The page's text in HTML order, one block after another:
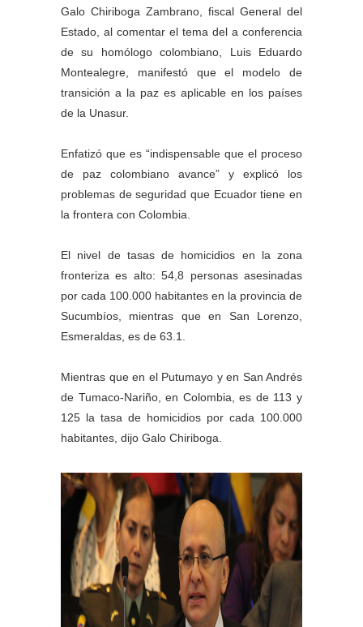
Galo Chiriboga Zambrano, fiscal General del
Estado, al comentar el tema del a conferencia
de su homólogo colombiano, Luis Eduardo
Montealegre, manifestó que el modelo de
transición a la paz es aplicable en los países
de la Unasur.
Enfatizó que es “indispensable que el proceso
de paz colombiano avance” y explicó los
problemas de seguridad que Ecuador tiene en
la frontera con Colombia.
El nivel de tasas de homicidios en la zona
fronteriza es alto: 54,8 personas asesinadas
por cada 100.000 habitantes en la provincia de
Sucumbíos, mientras que en San Lorenzo,
Esmeraldas, es de 63.1.
Mientras que en el Putumayo y en San Andrés
de Tumaco-Nariño, en Colombia, es de 113 y
125 la tasa de homicidios por cada 100.000
habitantes, dijo Galo Chiriboga.